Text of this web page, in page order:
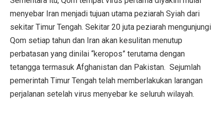
menyebar Iran menjadi tujuan utama peziarah Syiah dari
sekitar Timur Tengah. Sekitar 20 juta peziarah mengunjungi
Qom setiap tahun dan Iran akan kesulitan menutup
perbatasan yang dinilai “keropos” terutama dengan
tetangga termasuk Afghanistan dan Pakistan. Sejumlah
pemerintah Timur Tengah telah memberlakukan larangan
perjalanan setelah virus menyebar ke seluruh wilayah.